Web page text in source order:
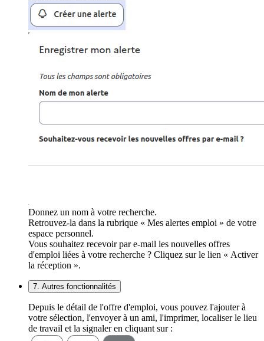
Donnez un nom à votre recherche.
Retrouvez-la dans la rubrique « Mes alertes emploi » de votre
espace personnel.
Vous souhaitez recevoir par e-mail les nouvelles offres
d'emploi liées à votre recherche ? Cliquez sur le lien « Activer
la réception ».
7. Autres fonctionnalités
Depuis le détail de l'offre d'emploi, vous pouvez l'ajouter à
votre sélection, l'envoyer à un ami, l'imprimer, localiser le lieu
de travail et la signaler en cliquant sur :